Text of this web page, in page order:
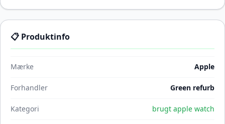
📋 Produktinfo
Mærke Apple
Forhandler Green refurb
Kategori brugt apple watch